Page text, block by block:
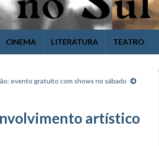
CINEMA LITERATURA TEATRO
evento gratuito com shows no sábado
artístico